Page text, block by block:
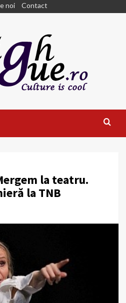
noi Contact
la teatru.
la TNB